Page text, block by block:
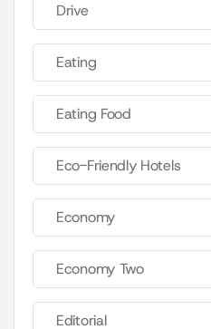
Drive
Eating
Eating Food
Eco-Friendly Hotels
Economy
Economy Two
Editorial